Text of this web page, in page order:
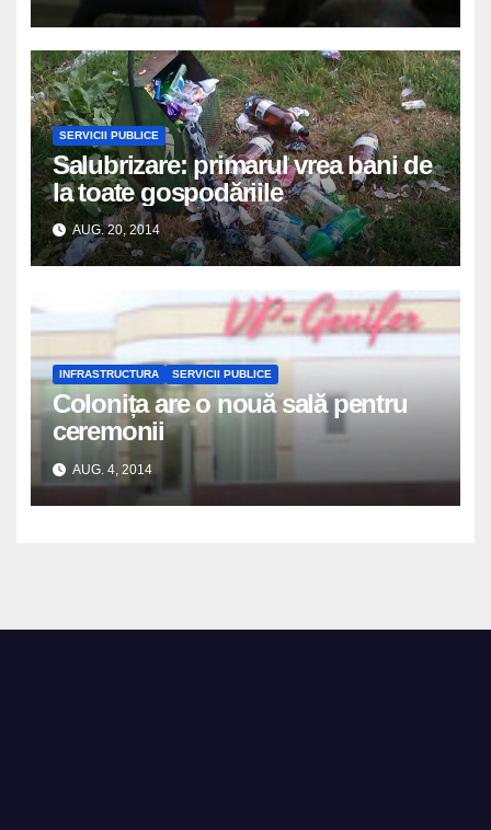
SERVICII PUBLICE
Salubrizare: primarul vrea bani de
la toate gospodăriile
AUG. 20, 2014
INFRASTRUCTURA SERVICII PUBLICE
Colonița are o nouă sală pentru
ceremonii
AUG. 4, 2014